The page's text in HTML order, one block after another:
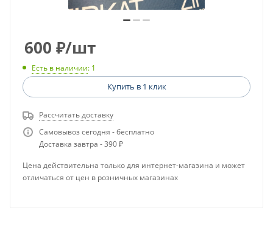
600 ₽/шт
Есть в наличии: 1
Купить в 1 клик
Рассчитать доставку
Самовывоз сегодня - бесплатно
Доставка завтра - 390 ₽
Цена действительна только для интернет-магазина и может
отличаться от цен в розничных магазинах